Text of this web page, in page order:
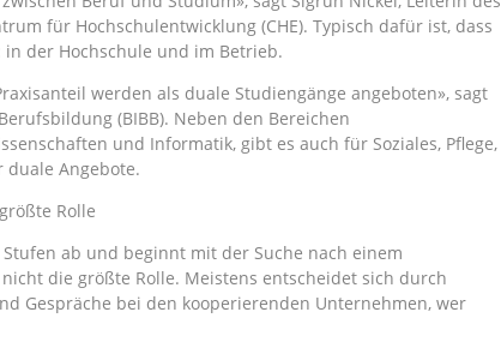
für Hochschulentwicklung (CHE). Typisch dafür ist, dass
der Hochschule und im Betrieb.
werden als duale Studiengänge angeboten», sagt
(BIBB). Neben den Bereichen
und Informatik, gibt es auch für Soziales, Pflege,
Angebote.
Rolle
ab und beginnt mit der Suche nach einem
die größte Rolle. Meistens entscheidet sich durch
Gespräche bei den kooperierenden Unternehmen, wer